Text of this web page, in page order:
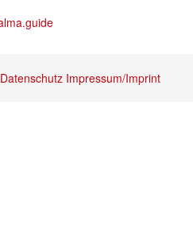
Datenschutz Impressum/Imprint